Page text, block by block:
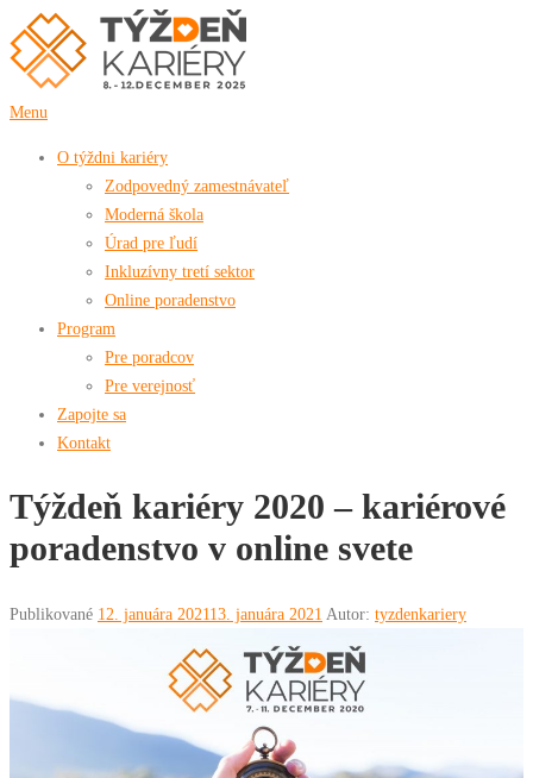
Prejsť
na
obsah
Menu
O týždni kariéry
Zodpovedný zamestnávateľ
Moderná škola
Úrad pre ľudí
Inkluzívny tretí sektor
Online poradenstvo
Program
Pre poradcov
Pre verejnosť
Zapojte sa
Kontakt
Týždeň kariéry 2020 – kariérové
poradenstvo v online svete
Publikované 12. januára 202113. januára 2021 Autor: tyzdenkariery